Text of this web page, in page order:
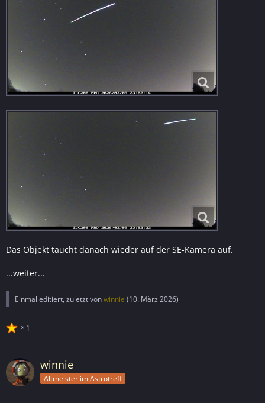
Das Objekt taucht danach wieder auf der SE-Kamera auf.
...weiter...
Einmal editiert, zuletzt vonwinnie (10. März 2026)
1
winnie
Altmeister im Astrotreff